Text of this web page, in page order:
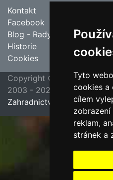
Tyto
cookies a
cílem
zobrazení
reklam,
stránek a
Kontakt
Facebook
Blog - Rady pro zahrádkáře
Historie
Cookies
poslední
Jipas -
Copyright ©
2003 - 2026
Zahradnictví Hruška, Velim